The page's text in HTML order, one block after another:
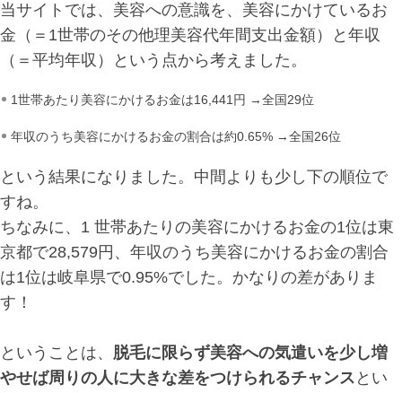
当サイトでは、美容への意識を、美容にかけているお
金（＝1世帯のその他理美容代年間支出金額）と年収
（＝平均年収）という点から考えました。
1世帯あたり美容にかけるお金は16,441円 →全国29位
年収のうち美容にかけるお金の割合は約0.65% →全国26位
という結果になりました。中間よりも少し下の順位で
すね。
ちなみに、1 世帯あたりの美容にかけるお金の1位は東
京都で28,579円、年収のうち美容にかけるお金の割合
は1位は岐阜県で0.95%でした。かなりの差がありま
す！
ということは、 脱毛に限らず美容への気遣いを少し増
やせば周りの人に大きな差をつけられるチャンス とい